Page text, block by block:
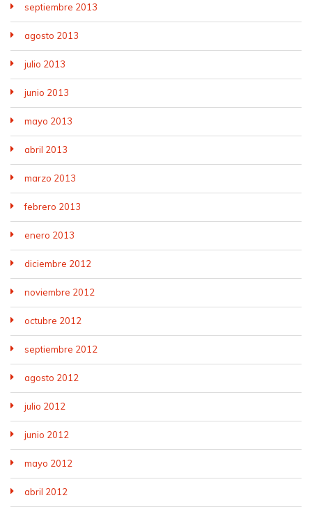
septiembre 2013
agosto 2013
julio 2013
junio 2013
mayo 2013
abril 2013
marzo 2013
febrero 2013
enero 2013
diciembre 2012
noviembre 2012
octubre 2012
septiembre 2012
agosto 2012
julio 2012
junio 2012
mayo 2012
abril 2012